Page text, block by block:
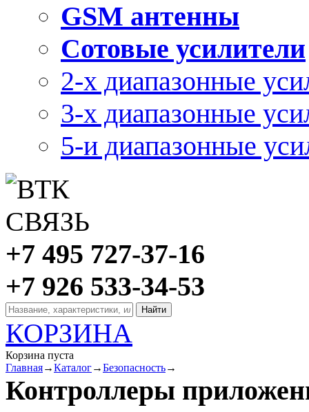
GSM антенны
Сотовые усилители
2-х диапазонные
3-х диапазонные
5-и диапазонные
+7 495 727-37-16
+7 926 533-34-53
КОРЗИНА
Корзина пуста
Главная→Каталог→Безопасность→
Контроллеры